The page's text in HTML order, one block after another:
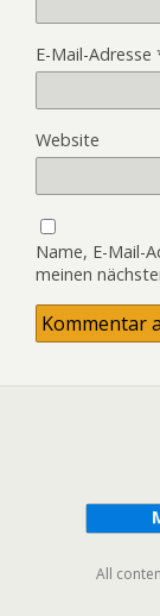
E-Mail-Adresse
Website
Name, E-Mail-
meinen
All